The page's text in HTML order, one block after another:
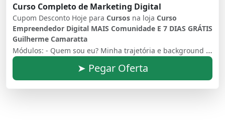
Curso Completo de Marketing Digital
Cupom Desconto Hoje para Cursos na loja Curso
Empreendedor Digital MAIS Comunidade E 7 DIAS GRÁTIS
Guilherme Camaratta
Módulos: - Quem sou eu? Minha trajetória e background - Objetivo do curso - Introdução ao Marketing Digital - Mindset / psicologia para empreender digitalmente - Público-alvo / avatar - Economia aplicado à Marketing Digital - Instagram - Facebook - Marketing de Influência Digital - Tipos de Tráfego - Funil de vendas - E-mail Marketing - Facebook Business (campanha, pixel, métricas, lookalike, etc) - Chat Bot - Google Ads - Tráfego Adulto - Redes de Afiliados - Sistemas de pagamentos on-line - Como criar o seu site (domínio, hospedagem e edição) - Criando seu e-mail profissional - Copywriting (texto de venda ? Gatilhos Mentais) - Como criar sua Landing Page (Página de vendas / Página de captura) - Lançamentos digitais - Como gerar autoridade - Como criar seu produto digital - Precificação de Infoprodutos - Whatsapp business para vendas - Design para não designer - CNPJ - Contratar equipe - Finanças para Marketing Digital - Acesso no grupo de alunos
➤ Pegar Oferta